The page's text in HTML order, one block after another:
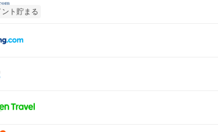
ント貯まる